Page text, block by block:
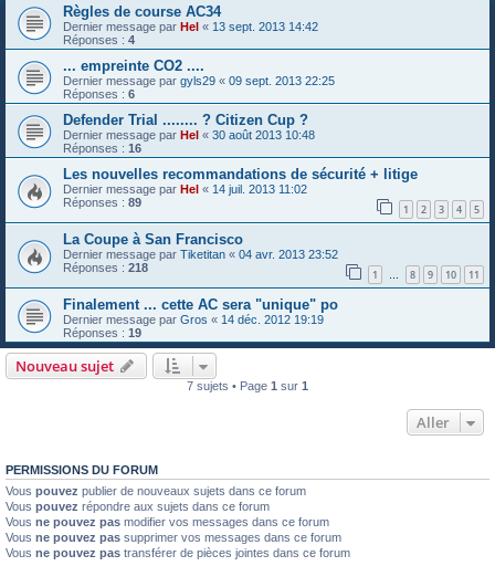
Règles de course AC34
Dernier message par Hel « 13 sept. 2013 14:42
Réponses : 4
... empreinte CO2 ....
Dernier message par gyls29 « 09 sept. 2013 22:25
Réponses : 6
Defender Trial ........ ? Citizen Cup ?
Dernier message par Hel « 30 août 2013 10:48
Réponses : 16
Les nouvelles recommandations de sécurité + litige
Dernier message par Hel « 14 juil. 2013 11:02
Réponses : 89 1 2 3 4 5
La Coupe à San Francisco
Dernier message par Tiketitan « 04 avr. 2013 23:52
Réponses : 218 1 … 8 9 10 11
Finalement ... cette AC sera "unique" po
Dernier message par Gros « 14 déc. 2012 19:19
Réponses : 19
Nouveau sujet
7 sujets • Page 1 sur 1
Aller
PERMISSIONS DU FORUM
Vous pouvez publier de nouveaux sujets dans ce forum
Vous pouvez répondre aux sujets dans ce forum
Vous ne pouvez pas modifier vos messages dans ce forum
Vous ne pouvez pas supprimer vos messages dans ce forum
Vous ne pouvez pas transférer de pièces jointes dans ce forum